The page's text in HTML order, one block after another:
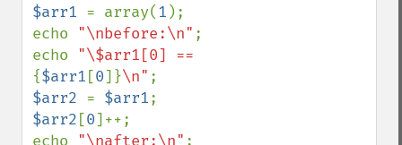
$arr1 = array(1 );
echo "\nbefore:\n" ;
echo
{$arr1 [0]}\n"
$arr2 = $arr1
$arr2 [0]++;
echo "\nafter:\n" ;